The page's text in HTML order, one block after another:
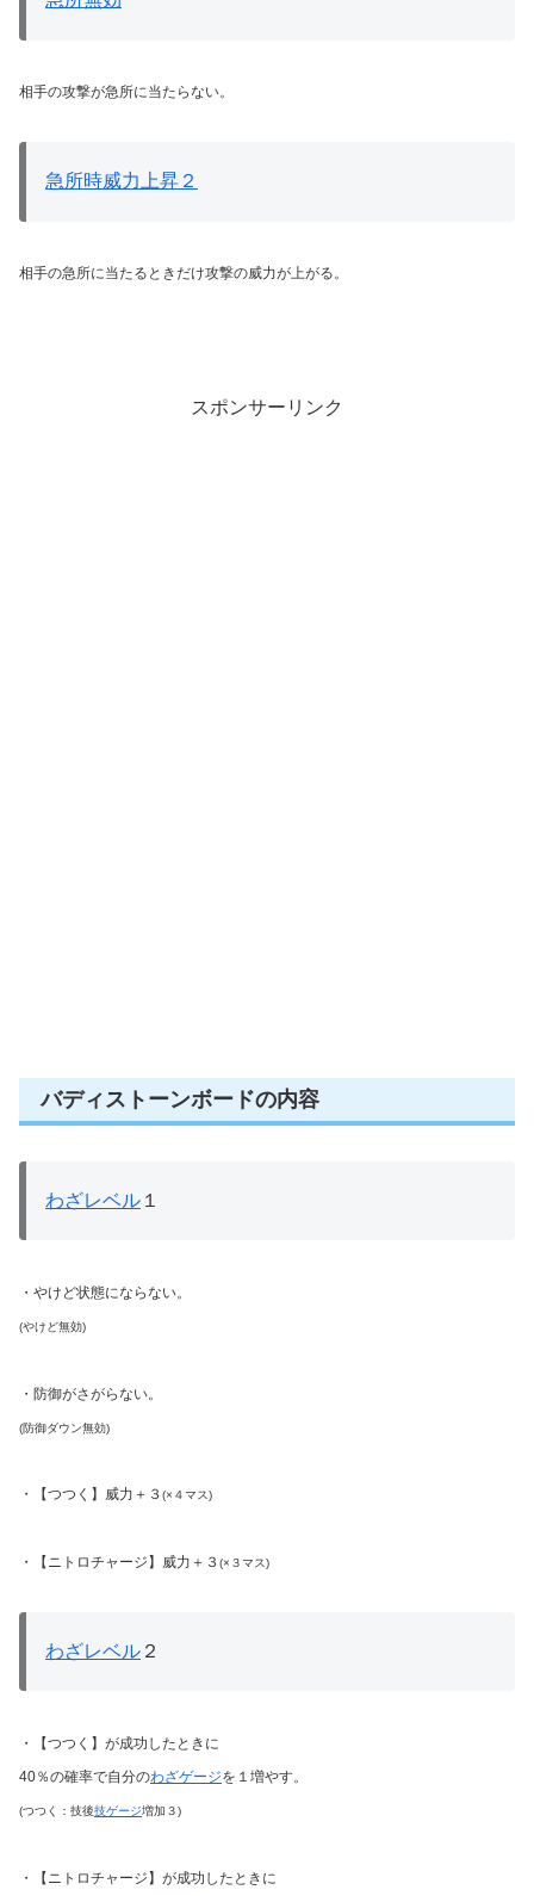
相手の攻撃が急所に当たらない。
急所時威力上昇２
相手の急所に当たるときだけ攻撃の威力が上がる。
スポンサーリンク
バディストーンボードの内容
わざレベル １
・やけど状態にならない。
(やけど無効)
・防御がさがらない。
(防御ダウン無効)
・【つつく】威力＋３ (×４マス)
・【ニトロチャージ】威力＋３ (×３マス)
わざレベル ２
・【つつく】が成功したときに
40％の確率で自分のわざゲージを１増やす。
(つつく：技後技ゲージ増加３)
・【ニトロチャージ】が成功したときに